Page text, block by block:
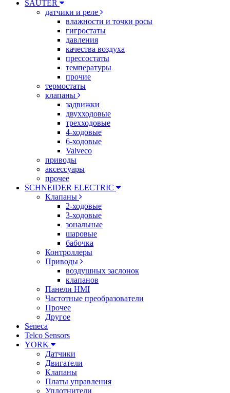
SAUTER
датчики и реле
влажности и точки росы
гигростаты
давления
качества воздуха
прессостаты
температуры
прочие
термостаты
клапаны
задвижки
двухходовые
трехходовые
4-ходовые
6-ходовые
Valveco
приводы
аксессуары
прочее
SCHNEIDER ELECTRIC
Клапаны
2-ходовые
3-ходовые
зональные
шаровые
бабочка
Контроллеры
Приводы
воздушных заслонок
клапанов
Панели HMI
Частотные преобразователи
Прочее
Другое
Seneca
Telco Sensors
YORK
Датчики
Двигатели
Клапаны
Платы управления
Уплотнители